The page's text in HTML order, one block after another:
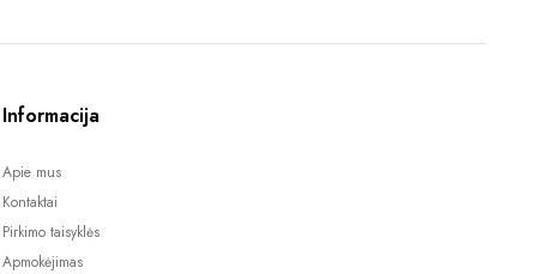
Informacija
Apie mus
Kontaktai
Pirkimo taisyklės
Apmokėjimas